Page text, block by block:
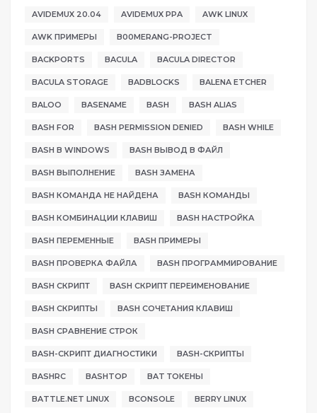
AVIDEMUX 20.04 AVIDEMUX PPA AWK LINUX
AWK ПРИМЕРЫ B00MERANG-PROJECT
BACKPORTS BACULA BACULA DIRECTOR
BACULA STORAGE BADBLOCKS BALENA ETCHER
BALOO BASENAME BASH BASH ALIAS
BASH FOR BASH PERMISSION DENIED BASH WHILE
BASH В WINDOWS BASH ВЫВОД В ФАЙЛ
BASH ВЫПОЛНЕНИЕ BASH ЗАМЕНА
BASH КОМАНДА НЕ НАЙДЕНА BASH КОМАНДЫ
BASH КОМБИНАЦИИ КЛАВИШ BASH НАСТРОЙКА
BASH ПЕРЕМЕННЫЕ BASH ПРИМЕРЫ
BASH ПРОВЕРКА ФАЙЛА BASH ПРОГРАММИРОВАНИЕ
BASH СКРИПТ BASH СКРИПТ ПЕРЕИМЕНОВАНИЕ
BASH СКРИПТЫ BASH СОЧЕТАНИЯ КЛАВИШ
BASH СРАВНЕНИЕ СТРОК
BASH-СКРИПТ ДИАГНОСТИКИ BASH-СКРИПТЫ
BASHRC BASHTOP BAT ТОКЕНЫ
BATTLE.NET LINUX BCONSOLE BERRY LINUX